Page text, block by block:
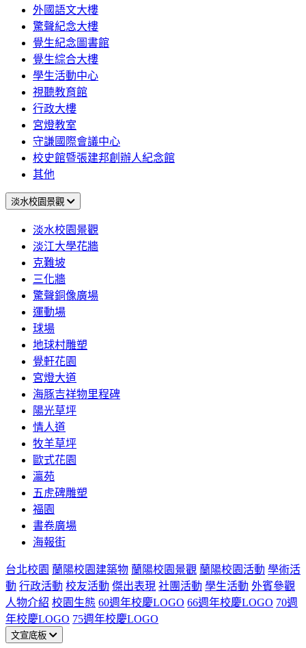
外國語文大樓
驚聲紀念大樓
覺生紀念圖書館
覺生綜合大樓
學生活動中心
視聽教育館
行政大樓
宮燈教室
守謙國際會議中心
校史館暨張建邦創辦人紀念館
其他
淡水校園景觀
淡水校園景觀
淡江大學花牆
克難坡
三化牆
驚聲銅像廣場
運動場
球場
地球村雕塑
覺軒花園
宮燈大道
海豚吉祥物里程碑
陽光草坪
情人道
牧羊草坪
歐式花園
瀛苑
五虎碑雕塑
福園
書卷廣場
海報街
台北校園 蘭陽校園建築物 蘭陽校園景觀 蘭陽校園活動 學術活
動 行政活動 校友活動 傑出表現 社團活動 學生活動 外賓參觀
人物介紹 校園生態 60週年校慶LOGO 66週年校慶LOGO 70週
年校慶LOGO 75週年校慶LOGO
文宣底板